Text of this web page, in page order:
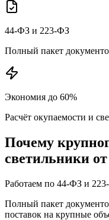
44-ФЗ и 223-ФЗ
Полный пакет
Экономия до 60%
Расчёт окупаемости и
Почему
светильники
Работаем по 44-ФЗ и
Полный пакет
поставок на крупные